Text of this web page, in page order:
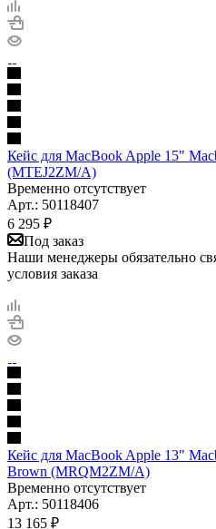
Кейс для MacBook Apple 15"
(MTEJ2ZM/A)
Временно отсутствует
Арт.: 50118407
6 295 ₽
Под заказ
Наши менеджеры обязательно
условия заказа
Кейс для MacBook Apple 13"
Brown (MRQM2ZM/A)
Временно отсутствует
Арт.: 50118406
13 165 ₽